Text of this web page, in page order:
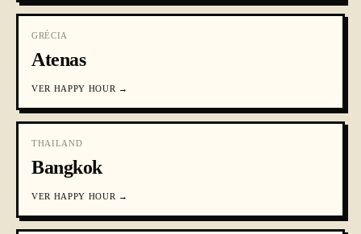
GRÉCIA
Atenas
VER HAPPY HOUR →
THAILAND
Bangkok
VER HAPPY HOUR →